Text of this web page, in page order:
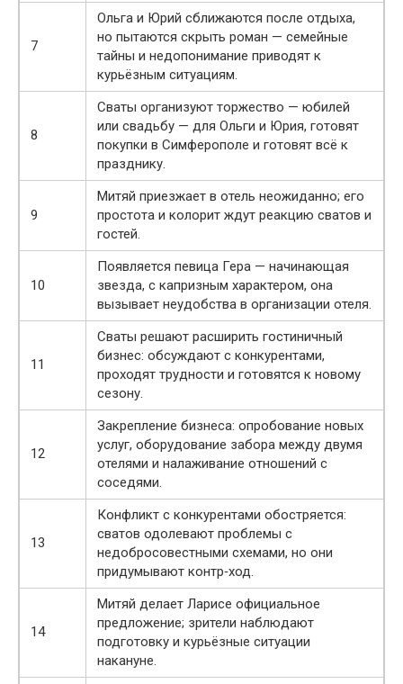
7
Ольга и Юрий сближаются после отдыха,
но пытаются скрыть роман — семейные
тайны и недопонимание приводят к
курьёзным ситуациям.
8
Сваты организуют торжество — юбилей
или свадьбу — для Ольги и Юрия, готовят
покупки в Симферополе и готовят всё к
празднику.
9
Митяй приезжает в отель неожиданно; его
простота и колорит ждут реакцию сватов и
гостей.
10
Появляется певица Гера — начинающая
звезда, с капризным характером, она
вызывает неудобства в организации отеля.
11
Сваты решают расширить гостиничный
бизнес: обсуждают с конкурентами,
проходят трудности и готовятся к новому
сезону.
12
Закрепление бизнеса: опробование новых
услуг, оборудование забора между двумя
отелями и налаживание отношений с
соседями.
13
Конфликт с конкурентами обостряется:
сватов одолевают проблемы с
недобросовестными схемами, но они
придумывают контр‑ход.
14
Митяй делает Ларисе официальное
предложение; зрители наблюдают
подготовку и курьёзные ситуации
накануне.